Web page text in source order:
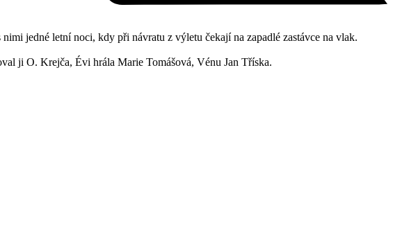
jedné letní noci, kdy při návratu z výletu čekají na zapadlé zastávce na vlak.
ji O. Krejča, Évi hrála Marie Tomášová, Vénu Jan Tříska.